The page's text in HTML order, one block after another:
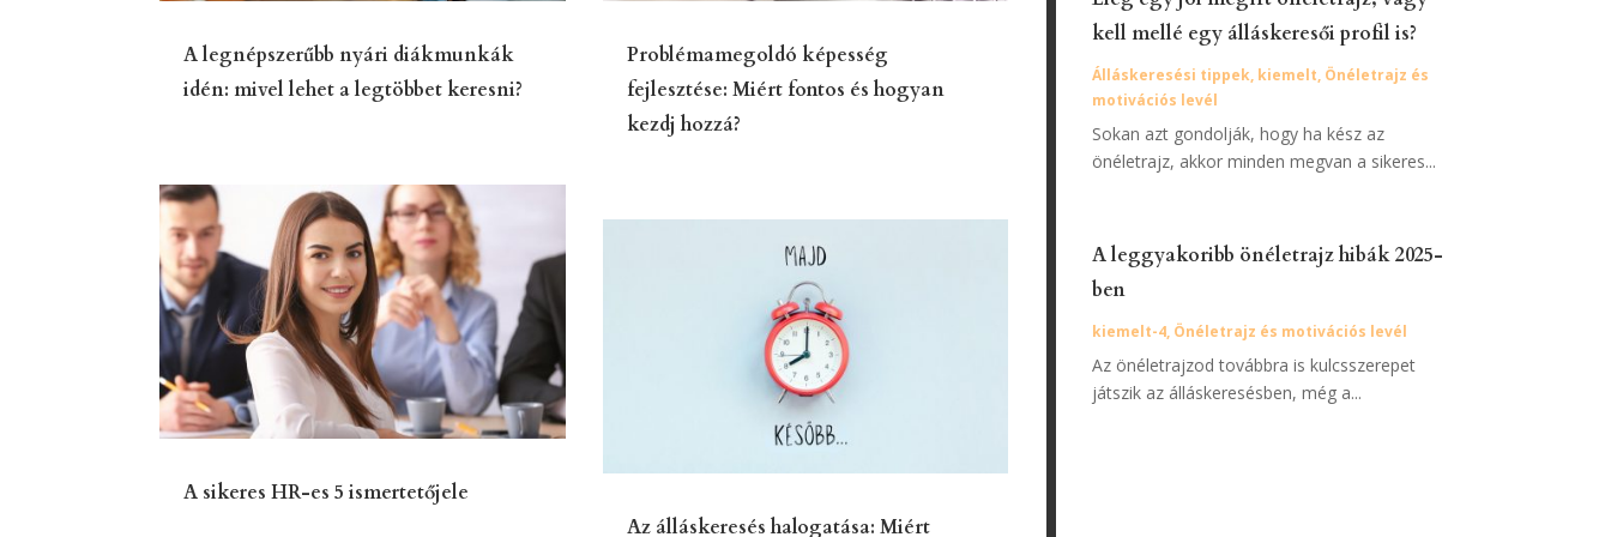
A legnépszerűbb nyári diákmunkák
idén: mivel lehet a legtöbbet keresni?
A sikeres HR-es 5 ismertetőjele
Problémamegoldó képesség
fejlesztése: Miért fontos és hogyan
kezdj hozzá?
Az álláskeresés halogatása: Miért
kell mellé egy álláskeresői profil is?
Álláskeresési tippek, kiemelt, Önéletrajz és
motivációs levél
Sokan azt gondolják, hogy ha kész az
önéletrajz, akkor minden megvan a sikeres...
A leggyakoribb önéletrajz hibák 2025-
ben
kiemelt-4, Önéletrajz és motivációs levél
Az önéletrajzod továbbra is kulcsszerepet
játszik az álláskeresésben, még a...